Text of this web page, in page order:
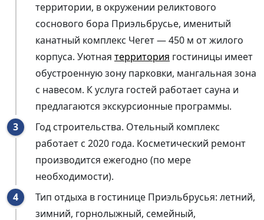
территории, в окружении реликтового
соснового бора Приэльбрусье, именитый
канатный комплекс Чегет — 450 м от жилого
корпуса. Уютная территория гостиницы имеет
обустроенную зону парковки, мангальная зона
с навесом. К услуга гостей работает сауна и
предлагаются экскурсионные программы.
Год строительства. Отельный комплекс
работает с 2020 года. Косметический ремонт
производится ежегодно (по мере
необходимости).
Тип отдыха в гостинице Приэльбрусья: летний,
зимний, горнолыжный, семейный,